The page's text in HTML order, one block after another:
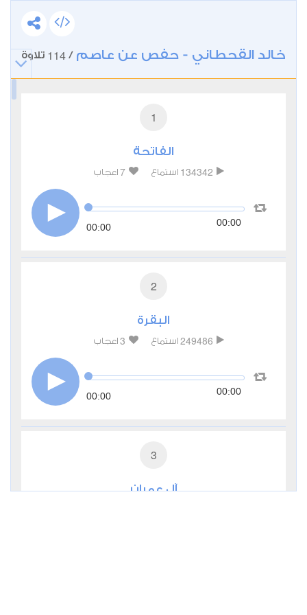
خالد القحطاني - حفص عن عاصم /
114 تلاوة
1
الفاتحة
134342 استماع 7 اعجاب
00:00 00:00
2
البقرة
249486 استماع 3 اعجاب
00:00 00:00
3
آل عمران